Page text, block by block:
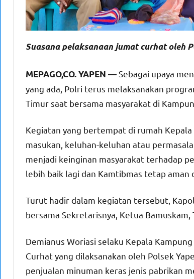
Suasana pelaksanaan jumat curhat oleh
MEPAGO,CO. YAPEN —Sebagai upaya
yang ada, Polri terus melaksanakan
Timur saat bersama masyarakat di
Kegiatan yang bertempat di rumah
masukan, keluhan-keluhan atau
menjadi keinginan masyarakat terhadap
lebih baik lagi dan Kamtibmas tetap aman
Turut hadir dalam kegiatan tersebut,
bersama Sekretarisnya, Ketua
Demianus Woriasi selaku Kepala
Curhat yang dilaksanakan oleh Polsek
penjualan minuman keras jenis pabrikan